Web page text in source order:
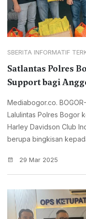
SBERITA INFORMATIF
Satlantas Polres
Support bagi
Mediabogor.co.
Lalulintas Polres Bogor
Harley Davidson Club
berupa bingkisan
29 Mar 2025